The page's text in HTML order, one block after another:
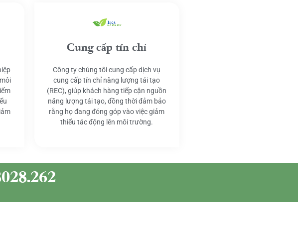
Cung cấp tín chỉ
Công ty chúng tôi cung cấp dịch vụ
cung cấp tín chỉ năng lượng tái tạo
(REC), giúp khách hàng tiếp cận nguồn
năng lượng tái tạo, đồng thời đảm bảo
rằng họ đang đóng góp vào việc giảm
thiểu tác động lên môi trường.